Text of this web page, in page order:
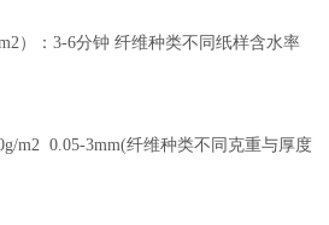
）：3-6分钟 纤维种类不同纸样含水率
m2 0.05-3mm(纤维种类不同克重与厚度